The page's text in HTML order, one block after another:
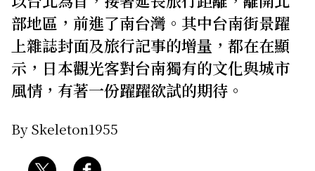
部地區，前進了南台灣。其中台南街景躍
上雜誌封面及旅行記事的增量，都在在顯
示，日本觀光客對台南獨有的文化與城市
風情，有著一份躍躍欲試的期待。
By Skeleton1955